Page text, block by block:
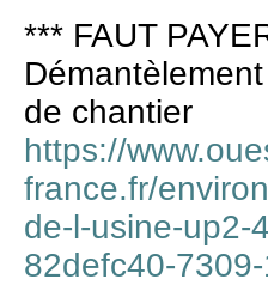
*** FAUT
de chantier
https://
france.fr/
de-l-usine-up2-
82defc40-